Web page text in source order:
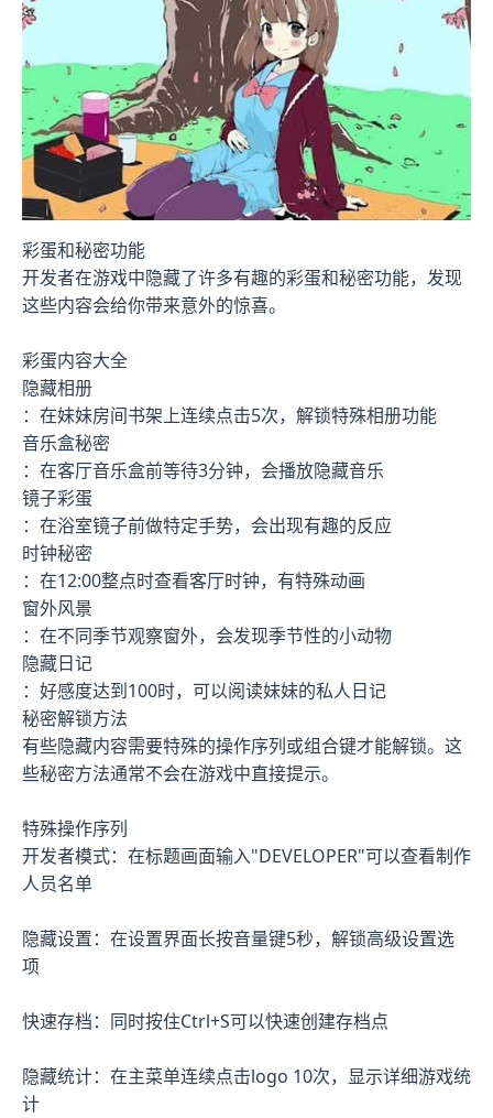
彩蛋和秘密功能
开发者在游戏中隐藏了许多有趣的彩蛋和秘密功能，发现
这些内容会给你带来意外的惊喜。
彩蛋内容大全
隐藏相册
：在妹妹房间书架上连续点击5次，解锁特殊相册功能
音乐盒秘密
：在客厅音乐盒前等待3分钟，会播放隐藏音乐
镜子彩蛋
：在浴室镜子前做特定手势，会出现有趣的反应
时钟秘密
：在12:00整点时查看客厅时钟，有特殊动画
窗外风景
：在不同季节观察窗外，会发现季节性的小动物
隐藏日记
：好感度达到100时，可以阅读妹妹的私人日记
秘密解锁方法
有些隐藏内容需要特殊的操作序列或组合键才能解锁。这
些秘密方法通常不会在游戏中直接提示。
特殊操作序列
开发者模式：在标题画面输入"DEVELOPER"可以查看制作
人员名单
隐藏设置：在设置界面长按音量键5秒，解锁高级设置选
项
快速存档：同时按住Ctrl+S可以快速创建存档点
隐藏统计：在主菜单连续点击logo 10次，显示详细游戏统
计